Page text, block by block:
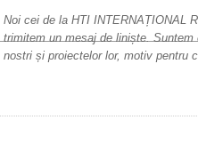
Noi cei de la HTI INTERNAȚIONAL
trimitem un mesaj de liniște.
nostri și proiectelor lor, motiv pentru